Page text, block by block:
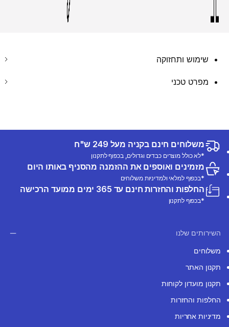
שימוש ותחזוקה
מפרט טכני
משלוחים חינם בקניה מעל 249 ש"ח
*לא כולל מוצרים כבדים וגדולים, בכפוף לתקנון
מזמינים ואוספים את ההזמנה מהסניף באותו היום
*בכפוף למלאי ולמדיניות משלוחים
החלפות והחזרות חינם עד 365 ימים ממועד הרכישה
*בכפוף לתקנון
השירותים שלנו
משלוחים
תקנון האתר
תקנון מועדון לקוחות
החלפות והחזרות
מדיניות אחריות